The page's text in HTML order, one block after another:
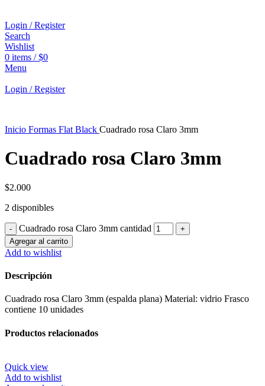
Login / Register
Search
Wishlist
0 items / $0
Menu
Login / Register
Inicio Formas Flat Black Cuadrado rosa Claro 3mm
Cuadrado rosa Claro 3mm
$2.000
2 disponibles
Cuadrado rosa Claro 3mm cantidad
Agregar al carrito
Add to wishlist
Descripción
Cuadrado rosa Claro 3mm (espalda plana) Material: vidrio Frasco
contiene 10 unidades
Productos relacionados
Quick view
Add to wishlist